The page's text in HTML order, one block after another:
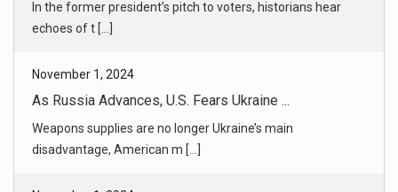
Weapons supplies are no longer Ukraine’s main
Three recent videos have sought to undermine confidence